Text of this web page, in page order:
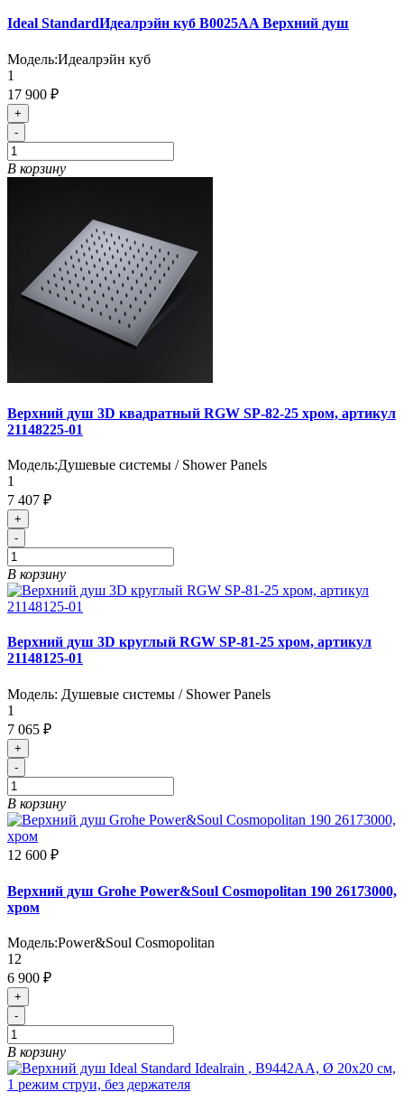
Ideal StandardИдеалрэйн куб B0025AA Верхний душ
Модель:Идеалрэйн куб
1
17 900 ₽
+
-
В корзину
Верхний душ 3D квадратный RGW SP-82-25 хром, артикул
21148225-01
Модель:Душевые системы / Shower Panels
1
7 407 ₽
+
-
В корзину
Верхний душ 3D круглый RGW SP-81-25 хром, артикул
21148125-01
Модель: Душевые системы / Shower Panels
1
7 065 ₽
+
-
В корзину
12 600 ₽
Верхний душ Grohe Power&Soul Cosmopolitan 190 26173000,
хром
Модель:Power&Soul Cosmopolitan
12
6 900 ₽
+
-
В корзину